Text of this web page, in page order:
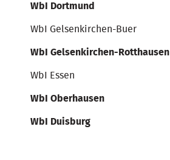
WbI Dortmund
WbI Gelsenkirchen-Buer
WbI Gelsenkirchen-Rotthausen
WbI Essen
WbI Oberhausen
WbI Duisburg